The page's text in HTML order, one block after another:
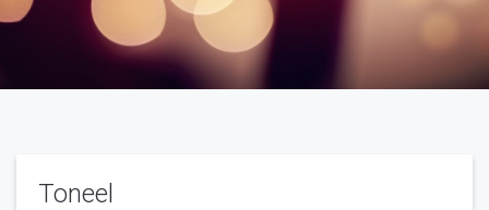
Toneel